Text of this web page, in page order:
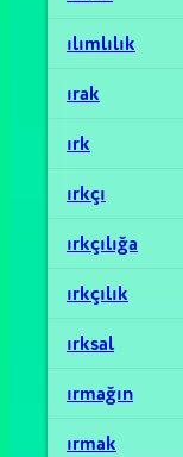
ılımlılık
ırak
ırk
ırkçı
ırkçılığa
ırkçılık
ırksal
ırmağın
ırmak